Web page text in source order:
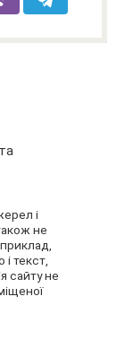
і
не
текст,
сайту не